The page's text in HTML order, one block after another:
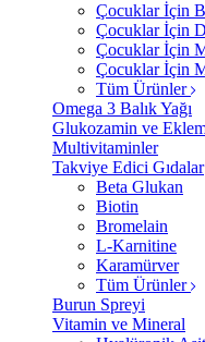
Çocuklar İçin
Çocuklar İçin
Çocuklar İçin
Çocuklar İçin
Tüm Ürünler
Omega 3 Balık Yağı
Glukozamin ve
Multivitaminler
Takviye Edici Gıdalar
Beta Glukan
Biotin
Bromelain
L-Karnitine
Karamürver
Tüm Ürünler
Burun Spreyi
Vitamin ve Mineral